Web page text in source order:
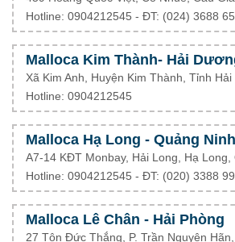
Hotline: 0904212545 - ĐT: (024) 3688
Malloca Kim Thành- Hải
Xã Kim Anh, Huyện Kim Thành, Tỉnh
Hotline: 0904212545
Malloca Hạ Long - Quảng Ninh
A7-14 KĐT Monbay, Hải Long, Hạ Long,
Hotline: 0904212545 - ĐT: (020) 3388
Malloca Lê Chân - Hải Phòng
27 Tôn Đức Thắng, P. Trần Nguyên